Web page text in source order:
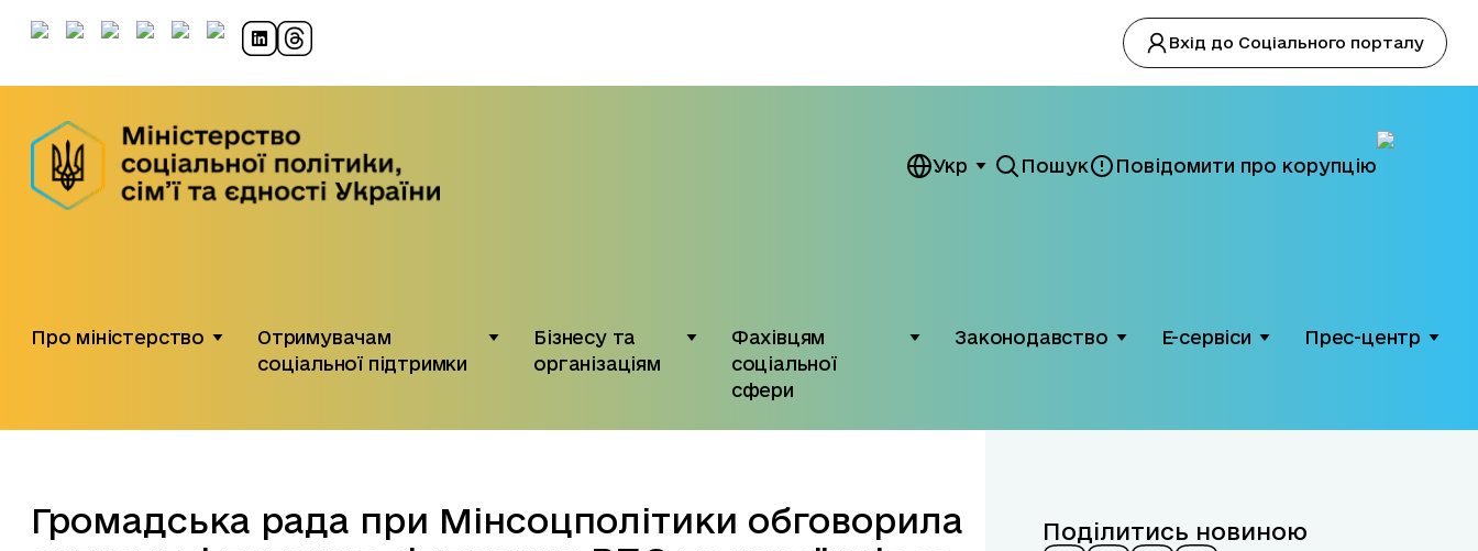
Вхід до Соціального порталу
Укр Пошук Повідомити про корупцію
Про міністерство
Отримувачам
соціальної підтримки
Бізнесу та
організаціям
Фахівцям
соціальної
сфери
Законодавство Е-сервіси Прес-центр
Громадська рада при Мінсоцполітики обговорила
Поділитись новиною